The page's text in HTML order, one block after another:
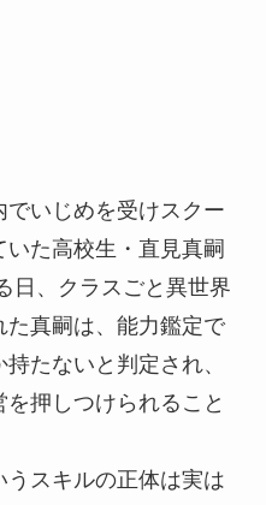
いじめを受けスクー
た高校生・直見真嗣
日、クラスごと異世界
真嗣は、能力鑑定で
たないと判定され、
押しつけられること
うスキルの正体は実は